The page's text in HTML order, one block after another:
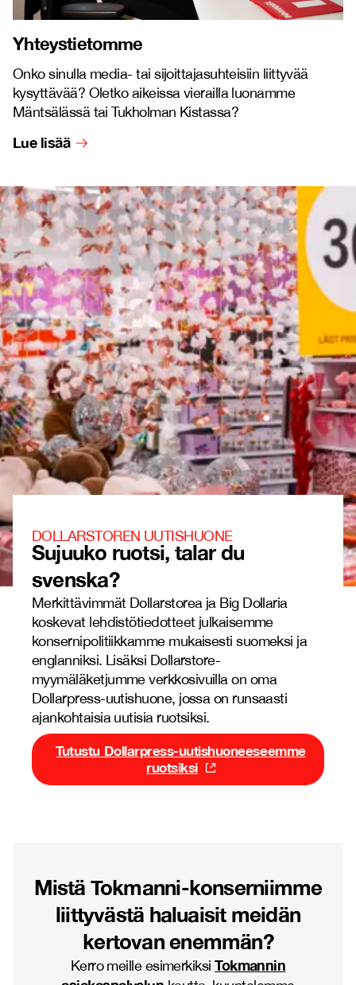
Yhteystietomme
Onko sinulla media- tai sijoittajasuhteisiin liittyvää
kysyttävää? Oletko aikeissa vierailla luonamme
Mäntsälässä tai Tukholman Kistassa?
Lue lisää
DOLLARSTOREN UUTISHUONE
Sujuuko ruotsi, talar du
svenska?
Merkittävimmät Dollarstorea ja Big Dollaria
koskevat lehdistötiedotteet julkaisemme
konsernipolitiikkamme mukaisesti suomeksi ja
englanniksi. Lisäksi Dollarstore-
myymäläketjumme verkkosivuilla on oma
Dollarpress-uutishuone, jossa on runsaasti
ajankohtaisia uutisia ruotsiksi.
Tutustu Dollarpress-uutishuoneeseemme
ruotsiksi
Mistä Tokmanni-konserniimme
liittyvästä haluaisit meidän
kertovan enemmän?
Kerro meille esimerkiksiTokmannin